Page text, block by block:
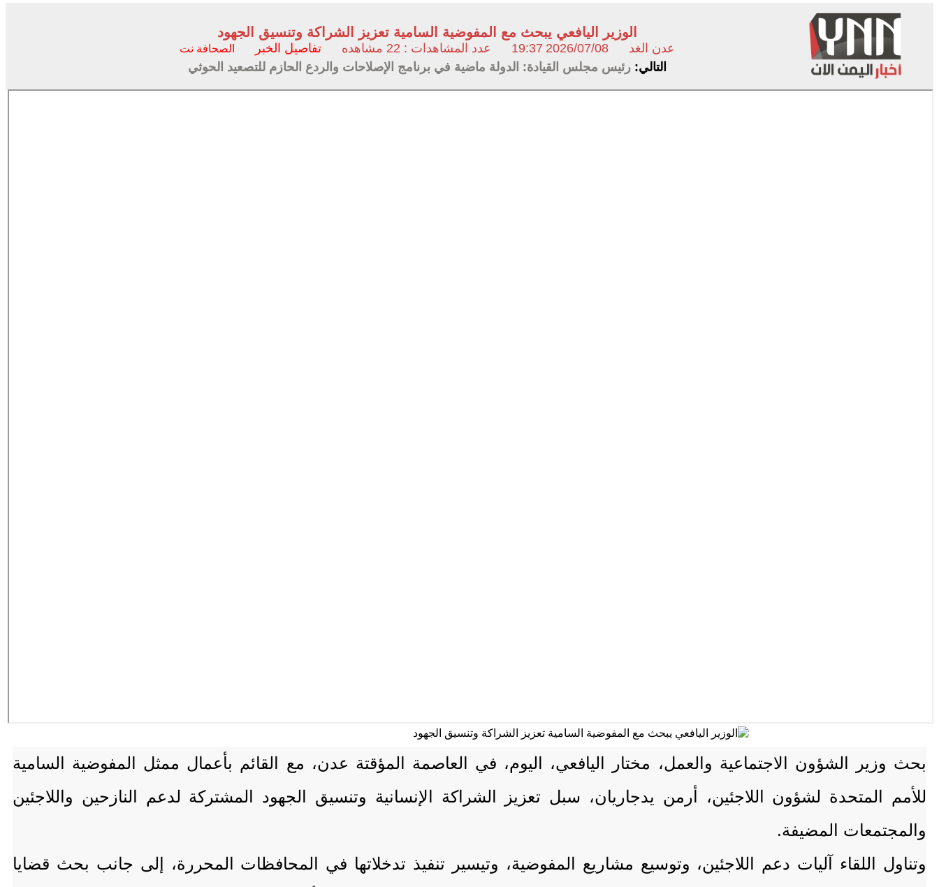
الوزير اليافعي يبحث مع المفوضية السامية تعزيز الشراكة وتنسيق الجهود
عدن الغد 2026/07/08
19:37 عدد المشاهدات : 22 مشاهده تفاصيل الخبر الصحافة نت
التالي: رئيس مجلس القيادة: الدولة ماضية في برنامج الإصلاحات والردع الحازم للتصعيد الحوثي
بحث وزير الشؤون الاجتماعية والعمل، مختار اليافعي، اليوم، في العاصمة المؤقتة عدن، مع القائم بأعمال ممثل المفوضية السامية
للأمم المتحدة لشؤون اللاجئين، أرمن يدجاريان، سبل تعزيز الشراكة الإنسانية وتنسيق الجهود المشتركة لدعم النازحين واللاجئين
والمجتمعات المضيفة.
وتناول اللقاء آليات دعم اللاجئين، وتوسيع مشاريع المفوضية، وتيسير تنفيذ تدخلاتها في المحافظات المحررة، إلى جانب بحث قضايا